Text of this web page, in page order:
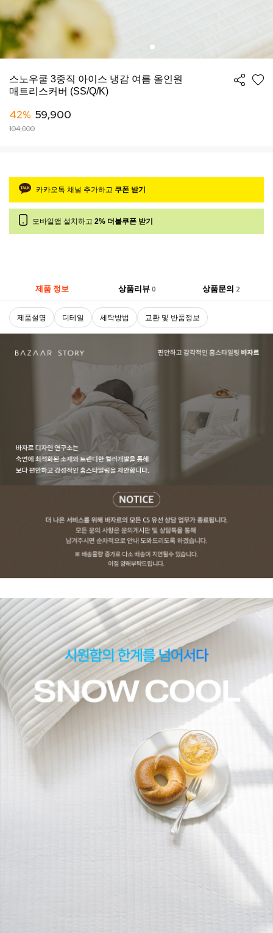
스노우쿨 3중직 아이스 냉감 여름 올인원
매트리스커버 (SS/Q/K)
42% 59,900
104,000
카카오톡 채널 추가하고 쿠폰 받기
모바일앱 설치하고 2% 더블쿠폰 받기
제품 정보 상품리뷰 0 상품문의 2
제품설명 디테일 세탁방법 교환 및 반품정보